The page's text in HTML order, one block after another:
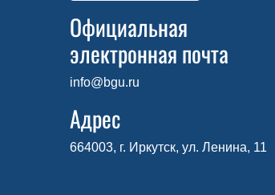
Официальная
электронная почта
info@bgu.ru
Адрес
664003, г. Иркутск, ул. Ленина, 11